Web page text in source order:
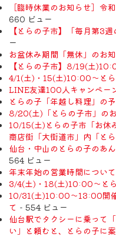
［臨時休業のお知らせ］令
660 ビュー
【とらの子市】「毎月第3
ー
お盆休み期間「無休」のお
【とらの子市】8/19(土
4/1(土)・15(土)10:00～と
LINE友達100人キャンペー
とらの子「年越し料理」の
8/20(土)「とらの子市」の
10/15(土)とらの子市「お
商店街「大街道市」内「と
仙台・中山のとらの子のあ
564 ビュー
年末年始の営業時間について
3/4(土)・18(土)10:00～と
10/31(土)10:00～13:00開
て - 554 ビュー
仙台駅でタクシーに乗って
い」と頼むと、とらの子に